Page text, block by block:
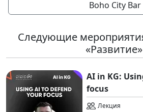
Boho City Bar
Следующие
«Развитие»
AI in KG:
focus
Лекция